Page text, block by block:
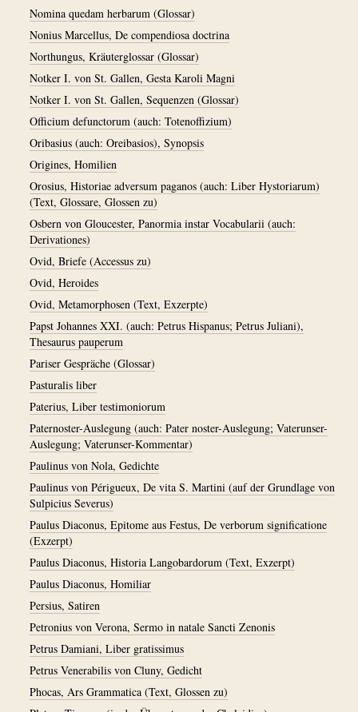
Nomina quedam herbarum (Glossar)
Nonius Marcellus, De compendiosa doctrina
Northungus, Kräuterglossar (Glossar)
Notker I. von St. Gallen, Gesta Karoli Magni
Notker I. von St. Gallen, Sequenzen (Glossar)
Officium defunctorum (auch: Totenoffizium)
Oribasius (auch: Oreibasios), Synopsis
Origines, Homilien
Orosius, Historiae adversum paganos (auch: Liber Hystoriarum)
(Text, Glossare, Glossen zu)
Osbern von Gloucester, Panormia instar Vocabularii (auch:
Derivationes)
Ovid, Briefe (Accessus zu)
Ovid, Heroides
Ovid, Metamorphosen (Text, Exzerpte)
Papst Johannes XXI. (auch: Petrus Hispanus; Petrus Juliani),
Thesaurus pauperum
Pariser Gespräche (Glossar)
Pasturalis liber
Paterius, Liber testimoniorum
Paternoster-Auslegung (auch: Pater noster-Auslegung; Vaterunser-
Auslegung; Vaterunser-Kommentar)
Paulinus von Nola, Gedichte
Paulinus von Périgueux, De vita S. Martini (auf der Grundlage von
Sulpicius Severus)
Paulus Diaconus, Epitome aus Festus, De verborum significatione
(Exzerpt)
Paulus Diaconus, Historia Langobardorum (Text, Exzerpt)
Paulus Diaconus, Homiliar
Persius, Satiren
Petronius von Verona, Sermo in natale Sancti Zenonis
Petrus Damiani, Liber gratissimus
Petrus Venerabilis von Cluny, Gedicht
Phocas, Ars Grammatica (Text, Glossen zu)